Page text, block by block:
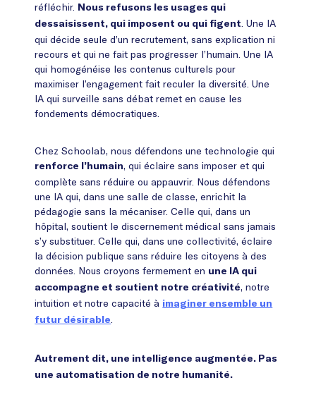
réfléchir.
Nous refusons les usages qui
dessaisissent, qui imposent ou qui figent . Une IA
qui décide seule d’un recrutement, sans explication ni
recours et qui ne fait pas progresser l’humain. Une IA
qui homogénéise les contenus culturels pour
maximiser l’engagement fait reculer la diversité. Une
IA qui surveille sans débat remet en cause les
fondements démocratiques.
Chez Schoolab, nous défendons une technologie qui
renforce l’humain, qui éclaire sans imposer et qui
complète sans réduire ou appauvrir. Nous défendons
une IA qui, dans une salle de classe, enrichit la
pédagogie sans la mécaniser. Celle qui, dans un
hôpital, soutient le discernement médical sans jamais
s’y substituer. Celle qui, dans une collectivité, éclaire
la décision publique sans réduire les citoyens à des
données. Nous croyons fermement en une IA qui
accompagne et soutient notre créativité, notre
intuition et notre capacité à imaginer ensemble un
futur désirable
Autrement dit, une intelligence augmentée. Pas
une automatisation de notre humanité.